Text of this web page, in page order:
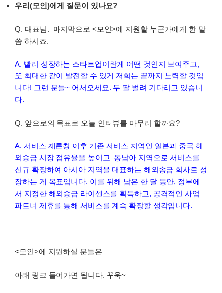
우리(모인)에게 질문이 있나요?
Q. 대표님. 마지막으로 <모인>에 지원할 누군가에게 한 말
씀 하시죠.
A. 빨리 성장하는 스타트업이란게 어떤 것인지 보여주고,
또 최대한 같이 발전할 수 있게 저희는 끝까지 노력할 것입
니다! 그런 분들~ 어서오세요. 두 팔 벌려 기다리고 있습니
다.
Q. 앞으로의 목표로 오늘 인터뷰를 마무리 할까요?
A. 서비스 재론칭 이후 기존 서비스 지역인 일본과 중국 해
외송금 시장 점유율을 높이고, 동남아 지역으로 서비스를
신규 확장하여 아시아 지역을 대표하는 해외송금 회사로 성
장하는 게 목표입니다. 이를 위해 남은 한 달 동안, 정부에
서 지정한 해외송금 라이센스를 획득하고, 공격적인 사업
파트너 제휴를 통해 서비스를 계속 확장할 생각입니다.
<모인>에 지원하실 분들은
아래 링크 들어가면 됩니다. 꾸욱~